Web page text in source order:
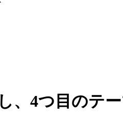
、4つ目のテ